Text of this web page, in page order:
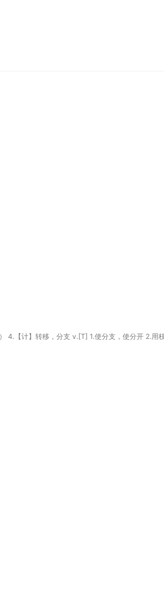
4.【计】转移，分支 v.[T] 1.使分支，使分开 2.用